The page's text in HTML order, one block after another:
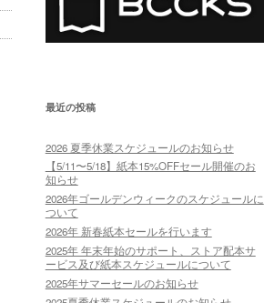
最近の投稿
2026 夏季休業スケジュールのお知らせ
【5/11〜5/18】紙本15%OFFセール開催のお
知らせ
2026年ゴールデンウィークのスケジュールに
ついて
2026年 新春紙本セールを行います
2025年 年末年始のサポート、ストア配本サ
ービス及び紙本スケジュールについて
2025年サマーセールのお知らせ